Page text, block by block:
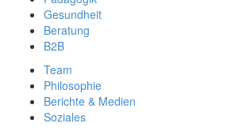
Gesundheit
Beratung
B2B
Team
Philosophie
Berichte & Medien
Soziales